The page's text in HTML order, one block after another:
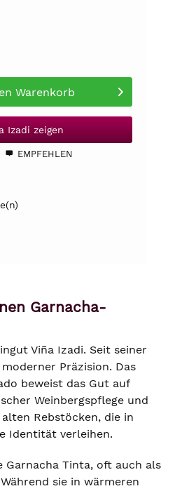
Warenkorb
Izadi zeigen
EMPFEHLEN
Garnacha-
Viña Izadi. Seit seiner
Präzision. Das
beweist das Gut auf
Weinbergspflege und
Rebstöcken, die in
Identität verleihen.
Garnacha Tinta, oft auch als
sie in wärmeren